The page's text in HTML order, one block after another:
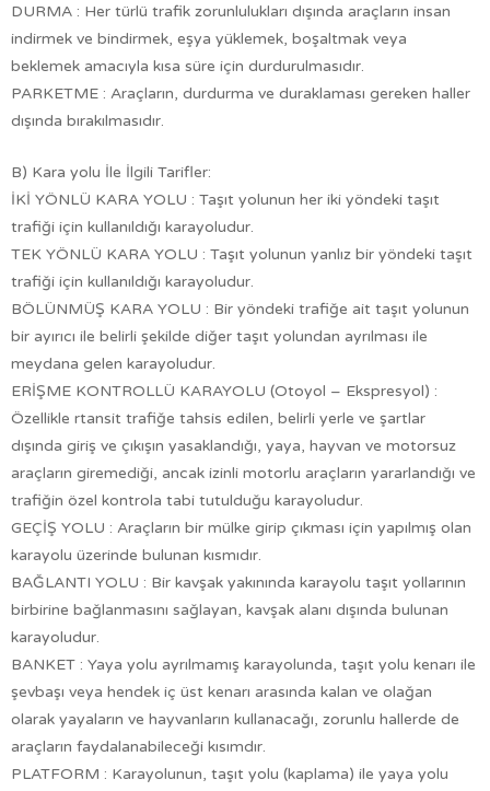
DURMA : Her türlü trafik zorunlulukları dışında araçların insan
indirmek ve bindirmek, eşya yüklemek, boşaltmak veya
beklemek amacıyla kısa süre için durdurulmasıdır.
PARKETME : Araçların, durdurma ve duraklaması gereken haller
dışında bırakılmasıdır.
B) Kara yolu İle İlgili Tarifler:
İKİ YÖNLÜ KARA YOLU : Taşıt yolunun her iki yöndeki taşıt
trafiği için kullanıldığı karayoludur.
TEK YÖNLÜ KARA YOLU : Taşıt yolunun yanlız bir yöndeki taşıt
trafiği için kullanıldığı karayoludur.
BÖLÜNMÜŞ KARA YOLU : Bir yöndeki trafiğe ait taşıt yolunun
bir ayırıcı ile belirli şekilde diğer taşıt yolundan ayrılması ile
meydana gelen karayoludur.
ERİŞME KONTROLLÜ KARAYOLU (Otoyol – Ekspresyol) :
Özellikle rtansit trafiğe tahsis edilen, belirli yerle ve şartlar
dışında giriş ve çıkışın yasaklandığı, yaya, hayvan ve motorsuz
araçların giremediği, ancak izinli motorlu araçların yararlandığı ve
trafiğin özel kontrola tabi tutulduğu karayoludur.
GEÇİŞ YOLU : Araçların bir mülke girip çıkması için yapılmış olan
karayolu üzerinde bulunan kısmıdır.
BAĞLANTI YOLU : Bir kavşak yakınında karayolu taşıt yollarının
birbirine bağlanmasını sağlayan, kavşak alanı dışında bulunan
karayoludur.
BANKET : Yaya yolu ayrılmamış karayolunda, taşıt yolu kenarı ile
şevbaşı veya hendek iç üst kenarı arasında kalan ve olağan
olarak yayaların ve hayvanların kullanacağı, zorunlu hallerde de
araçların faydalanabileceği kısımdır.
PLATFORM : Karayolunun, taşıt yolu (kaplama) ile yaya yolu